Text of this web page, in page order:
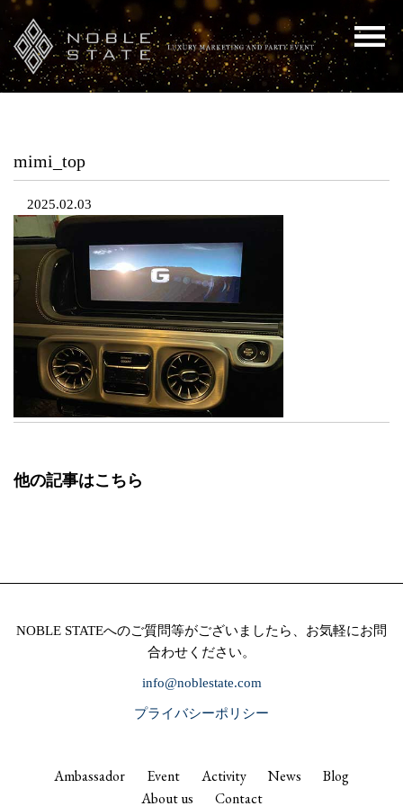
mimi_top
2025.02.03
他の記事はこちら
NOBLE STATEへのご質問等がございましたら、お気軽にお問
合わせください。
info@noblestate.com
プライバシーポリシー
Ambassador Event Activity News
Blog
About us
Contact